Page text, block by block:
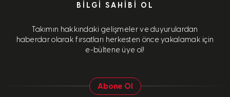
BILGI SAHIBI OL
Takımın hakkındaki gelişmeler ve duyurulardan
haberdar olarak fırsatları herkesten önce yakalamak için
e-bültene üye ol!
Abone Ol